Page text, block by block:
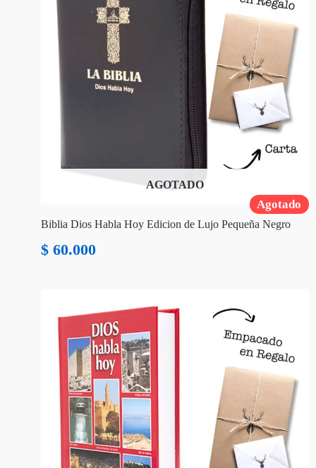
Agotado
AGOTADO
Biblia Dios Habla Hoy Edicion de Lujo Pequeña Negro
$ 60.000